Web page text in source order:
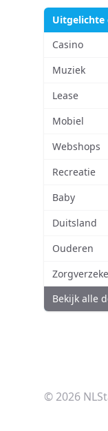
Uitgelichte
Casino
Muziek
Lease
Mobiel
Webshops
Recreatie
Baby
Duitsland
Ouderen
Bekijk alle
© 2026